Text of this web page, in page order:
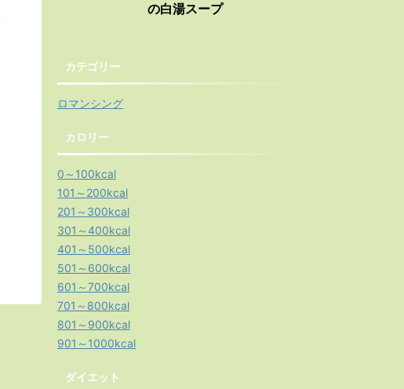
の白湯スープ
カテゴリー
ロマンシング
カロリー
0～100kcal
101～200kcal
201～300kcal
301～400kcal
401～500kcal
501～600kcal
601～700kcal
701～800kcal
801～900kcal
901～1000kcal
ダイエット